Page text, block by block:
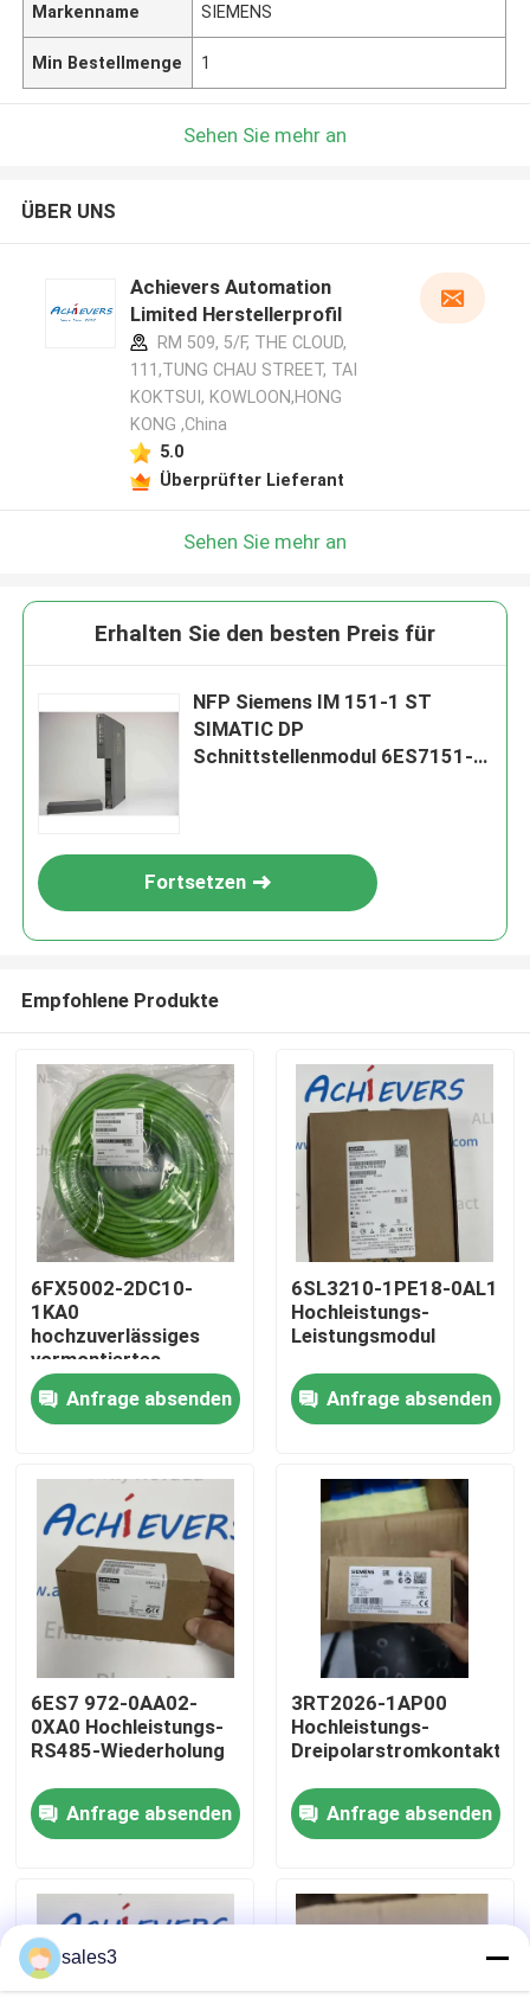
Zu Hause
Produkte
Über uns
Werksbesichtigung
Kontakt mit uns
Neuigkeiten
Allein Bradley PLC Produkte
PEPPERL FUCHS Isolierte Barriere
Markenname SIEMENS
Min Bestellmenge 1
Sehen Sie mehr an
ÜBER UNS
Achievers Automation
Limited Herstellerprofil
RM 509, 5/F, THE CLOUD,
111,TUNG CHAU STREET, TAI
KOKTSUI, KOWLOON,HONG
KONG ,China
5.0
Überprüfter Lieferant
Sehen Sie mehr an
Erhalten Sie den besten Preis für
NFP Siemens IM 151-1 ST
SIMATIC DP
Schnittstellenmodul 6ES7151-
Fortsetzen
Empfohlene Produkte
6FX5002-2DC10-
1KA0
hochzuverlässiges
vormontiertes
Signalkabel
Anfrage absenden
6SL3210-1PE18-0AL1
Hochleistungs-
Leistungsmodul
Anfrage absenden
6ES7 972-0AA02-
0XA0 Hochleistungs-
RS485-Wiederholung
Anfrage absenden
3RT2026-1AP00
Hochleistungs-
Dreipolarstromkontakter
Anfrage absenden
sales3